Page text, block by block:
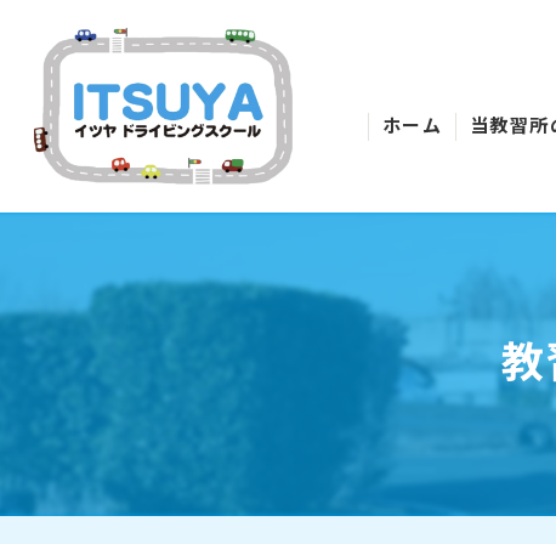
ホーム 当教習所
教